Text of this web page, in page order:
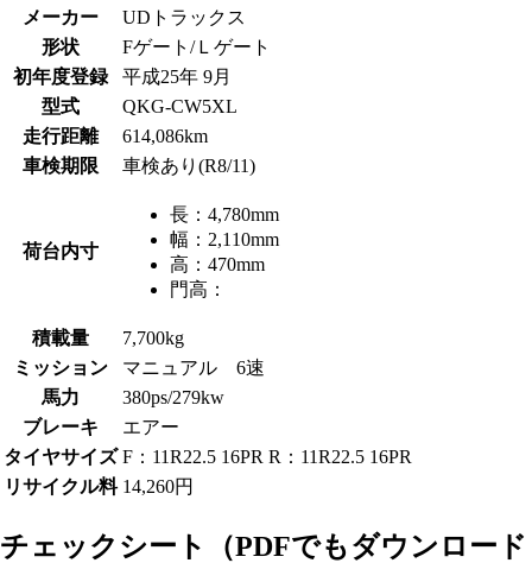
メーカー
UDトラックス
形状
Fゲート/Ｌゲート
初年度登録
平成25年 9月
型式
QKG-CW5XL
走行距離
614,086km
車検期限
車検あり(R8/11)
荷台内寸
長： 4,780mm
幅： 2,110mm
高： 470mm
門高：
積載量
7,700kg
ミッション
マニュアル 6速
馬力
380ps/279kw
ブレーキ
エアー
タイヤサイズ F：11R22.5 16PR R：11R22.5 16PR
リサイクル料 14,260円
チェックシート
（PDFでもダウンロード